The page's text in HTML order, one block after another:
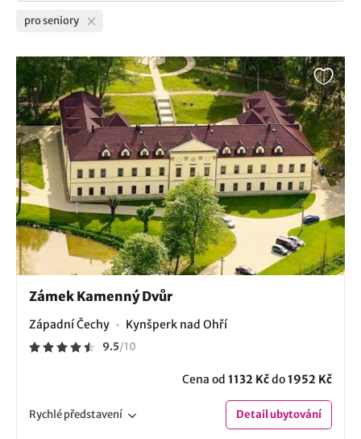
pro seniory
Zámek Kamenný Dvůr
Západní Čechy Kynšperk nad Ohří
9.5/10
Cena od 1132 Kčdo1952 Kč
Rychlépředstavení Detailubytování